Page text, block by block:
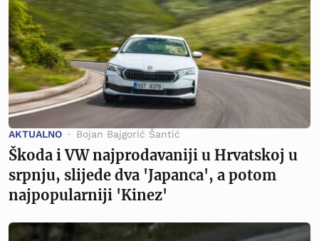
AKTUALNO Bojan Bajgorić Šantić
Škoda i VW najprodavaniji u Hrvatskoj u
srpnju, slijede dva 'Japanca', a potom
najpopularniji 'Kinez'